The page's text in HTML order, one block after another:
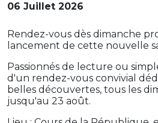
06 Juillet 2026
Rendez-vous dès dimanche
lancement de cette nouvelle
Passionnés de lecture ou
d'un rendez-vous convivial
belles découvertes, tous les
jusqu'au 23 août.